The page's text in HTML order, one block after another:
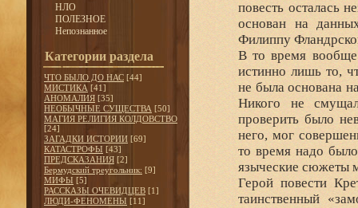
НЛО
ПОЛЕЗНОЕ
Непознанное
Категории раздела
ЧТО БЫЛО ДО НАС [44]
МИСТИКА [41]
АНОМАЛИЯ [35]
НЕОБЫЧНЫЕ СУЩЕСТВА [50]
МАГИЯ РЕЛИГИЯ КОЛДОВСТВО
[24]
ЗАГАДКИ ИСТОРИИ [69]
КАТАСТРОФЫ [43]
ПРЕДСКАЗАНИЯ [2]
Бермудский треугольник: [9]
МИФЫ [5]
РАССКАЗЫ ОЧЕВИДЦЕВ [1]
ЛЮДИ-ФЕНОМЕНЫ [11]
повесть осталась
основан на
Филиппу
В то время вообще
истинно лишь то,
не была основана
Никого не
проверить было
него, мог
то время надо
языческие сюжеты
Герой повести
таинственный